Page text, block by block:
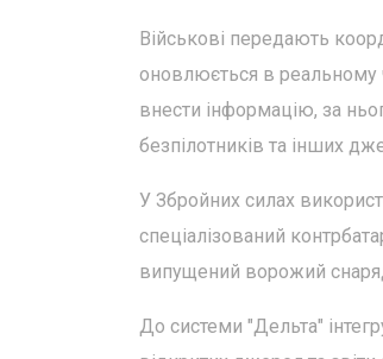
Військові передають
оновлюється в реальному
внести інформацію, за
безпілотників та інших
У Збройних силах
спеціалізований
випущений ворожий
До системи "Дельта"